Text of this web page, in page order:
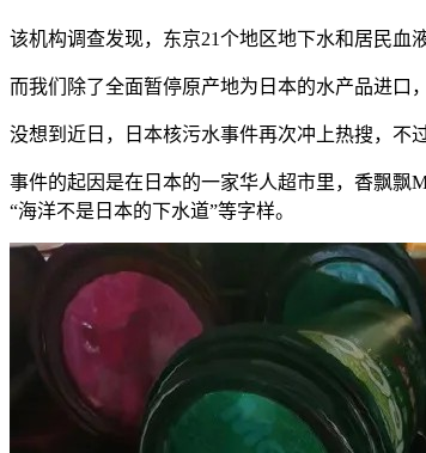
该机构调查发现，东京21个地区地下水和居民血
而我们除了全面暂停原产地为日本的水产品进口
没想到近日，日本核污水事件再次冲上热搜，不
事件的起因是在日本的一家华人超市里，香飘飘
“海洋不是日本的下水道”等字样。